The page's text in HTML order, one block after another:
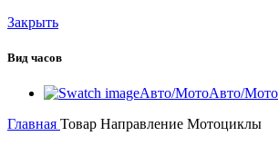
Закрыть
Вид часов
Авто/МотоАвто/Мото
Главная Товар Направление Мотоциклы